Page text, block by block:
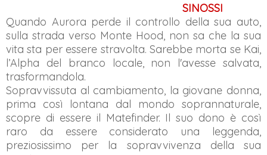
SINOSSI
Quando Aurora perde il controllo della sua auto,
sulla strada verso Monte Hood, non sa che la sua
vita sta per essere stravolta. Sarebbe morta se Kai,
l’Alpha del branco locale, non l'avesse salvata,
trasformandola.
Sopravvissuta al cambiamento, la giovane donna,
prima così lontana dal mondo soprannaturale,
scopre di essere il Matefinder. Il suo dono è così
raro da essere considerato una leggenda,
preziosissimo per la sopravvivenza della sua